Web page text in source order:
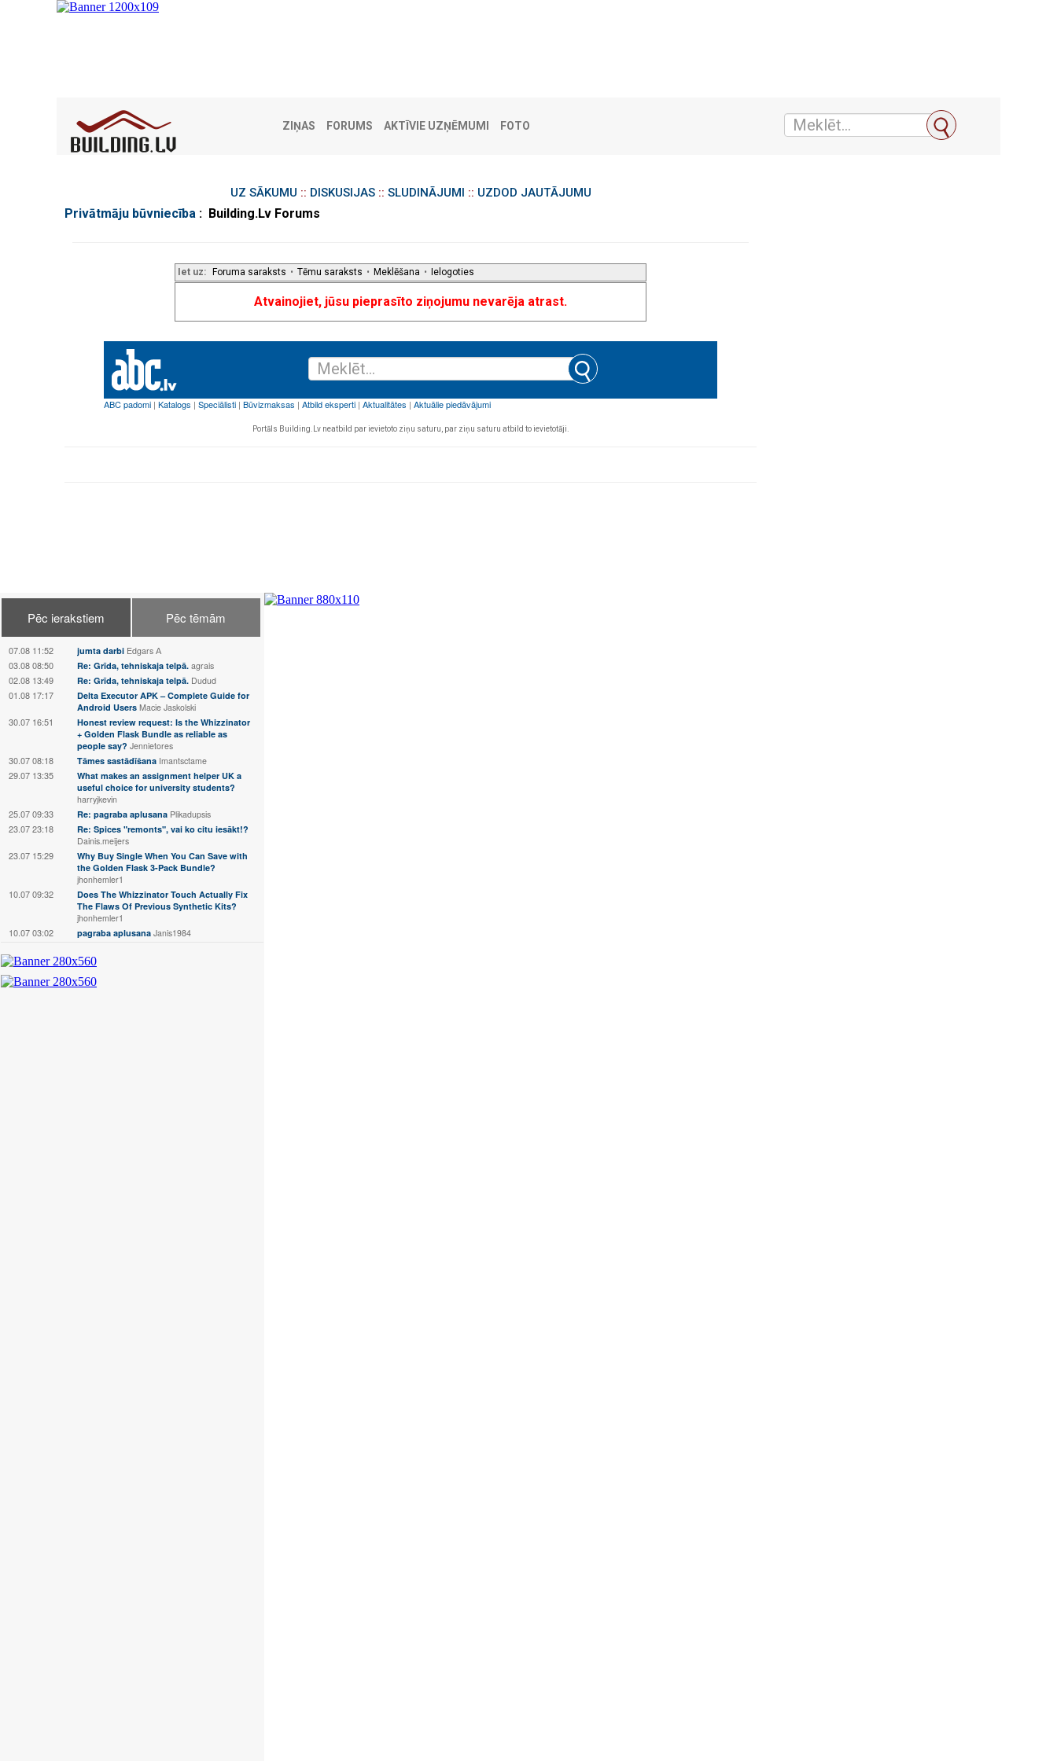
ZIŅAS FORUMS AKTĪVIE UZŅĒMUMI FOTO
UZ SĀKUMU :: DISKUSIJAS:: SLUDINĀJUMI :: UZDOD JAUTĀJUMU
Privātmāju būvniecība : Building.Lv Forums
Iet uz: Foruma saraksts • Tēmu saraksts • Meklēšana • Ielogoties
Atvainojiet, jūsu pieprasīto ziņojumu nevarēja atrast.
Portāls Building.Lv neatbild par ievietoto ziņu saturu, par ziņu saturu atbild to ievietotāji.
Pēc ierakstiem Pēc tēmām
07.08 11:52 jumta darbi Edgars А
03.08 08:50 Re: Grīda, tehniskaja telpā. agrais
02.08 13:49 Re: Grīda, tehniskaja telpā. Dudud
01.08 17:17
Delta Executor APK – Complete Guide for
Android Users Macie Jaskolski
30.07 16:51
Honest review request: Is the Whizzinator
+ Golden Flask Bundle as reliable as
people say? Jennietores
30.07 08:18 Tāmes sastādīšana Imantsctame
29.07 13:35
What makes an assignment helper UK a
useful choice for university students?
harryjkevin
25.07 09:33 Re: pagraba aplusana Plikadupsis
23.07 23:18
Re: Spices "remonts", vai ko citu iesākt!?
Dainis.meijers
23.07 15:29
Why Buy Single When You Can Save with
the Golden Flask 3-Pack Bundle?
jhonhemler1
10.07 09:32
Does The Whizzinator Touch Actually Fix
The Flaws Of Previous Synthetic Kits?
jhonhemler1
10.07 03:02 pagraba aplusana Janis1984